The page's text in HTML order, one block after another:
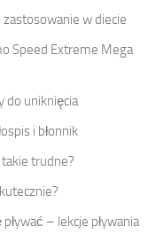
zastosowanie w diecie
Speed Extreme Mega
do uniknięcia
i błonnik
trudne?
– lekcje pływania